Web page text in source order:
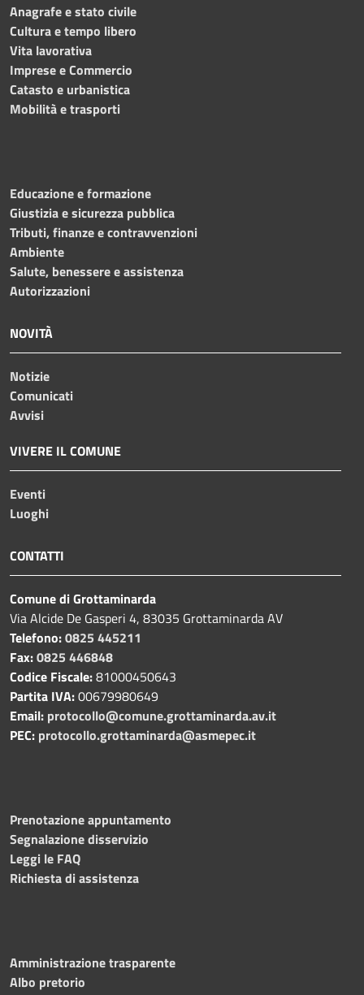
Anagrafe e stato civile
Cultura e tempo libero
Vita lavorativa
Imprese e Commercio
Catasto e urbanistica
Mobilità e trasporti
Educazione e formazione
Giustizia e sicurezza pubblica
Tributi, finanze e contravvenzioni
Ambiente
Salute, benessere e assistenza
Autorizzazioni
NOVITÀ
Notizie
Comunicati
Avvisi
VIVERE IL COMUNE
Eventi
Luoghi
CONTATTI
Comune di Grottaminarda
Via Alcide De Gasperi 4, 83035 Grottaminarda AV
Telefono:0825 445211
Fax:0825 446848
Codice Fiscale:81000450643
Partita IVA:00679980649
Email: protocollo@comune.grottaminarda.av.it
PEC: protocollo.grottaminarda@asmepec.it
Prenotazione appuntamento
Segnalazione disservizio
Leggi le FAQ
Richiesta di assistenza
Amministrazione trasparente
Albo pretorio